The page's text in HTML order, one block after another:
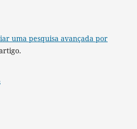
uma pesquisa avançada por